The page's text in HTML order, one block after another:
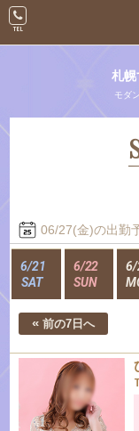
札幌
モダ
06/27(金)の出勤
6/21
SAT
6/22
SUN
« 前の7日へ